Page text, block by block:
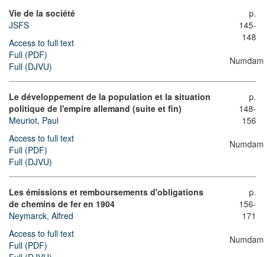
Vie de la société
JSFS
Access to full text
Full (PDF)
Full (DJVU)
p.
145-
148
Numdam
Le développement de la population et la situation
politique de l'empire allemand (suite et fin)
Meuriot, Paul
Access to full text
Full (PDF)
Full (DJVU)
p.
148-
156
Numdam
Les émissions et remboursements d'obligations
de chemins de fer en 1904
Neymarck, Alfred
Access to full text
Full (PDF)
p.
156-
171
Numdam